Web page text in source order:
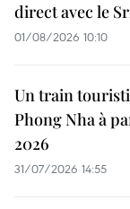
direct avec le
01/08/2026 10:10
Un train
Phong Nha à
2026
31/07/2026 14:55